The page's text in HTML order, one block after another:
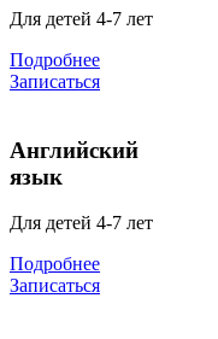
Для детей 4-7 лет
Подробнее
Записаться
Английский
язык
Для детей 4-7 лет
Подробнее
Записаться